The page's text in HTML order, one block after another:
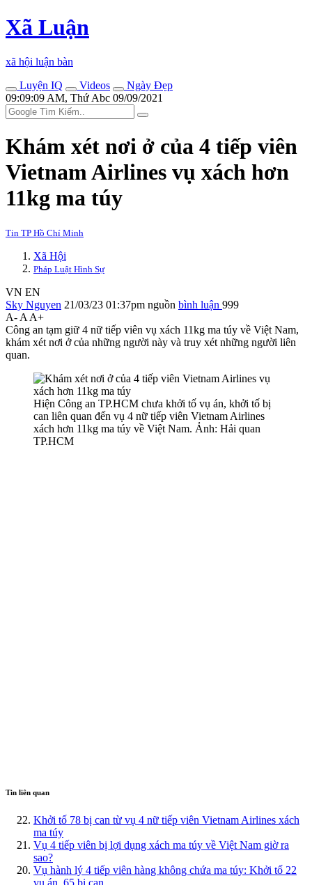
Xã Luận
xã hội luận bàn
Luyện IQ
Videos
Ngày Đẹp
09:09:09 AM, Thứ Abc 09/09/2021
Khám xét nơi ở của 4 tiế‌p viê‌n
Vietnam Airlines vụ xách hơn
11kg m‌a tú‌y
Tin TP Hồ Chí Minh
Xã Hội
Pháp Luật Hình Sự
VN EN
Sky Nguyen 21/03/23 01:37pm nguồn bình luận 999
A- A A+
Công an tạm giữ 4 nữ tiế‌p viê‌n vụ xách 11kg m‌a tú‌y về Việt Nam,
khám xét nơi ở của những người này và truy xét những người liên
quan.
Hiện Công an TP.HCM chưa khởi tố vụ án, khởi tố bị
can liên quan đến vụ 4 nữ tiế‌p viê‌n Vietnam Airlines
xách hơn 11kg m‌a tú‌y về Việt Nam. Ảnh: Hải quan
TP.HCM
Tin liên quan
Khởi tố 78 bị can từ vụ 4 nữ tiếp viên Vietnam Airlines xách
ma túy
Vụ 4 tiếp viên bị lợi dụng xách ma túy về Việt Nam giờ ra
sao?
Vụ hành lý 4 tiếp viên hàng không chứa ma túy: Khởi tố 22
vụ án, 65 bị can